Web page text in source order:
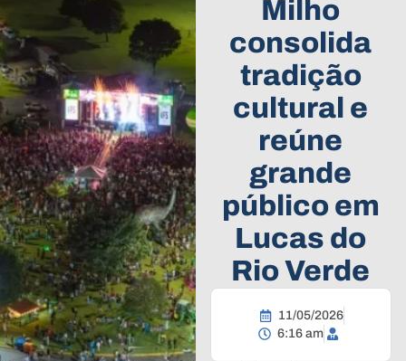
Milho
consolida
tradição
cultural e
reúne
grande
público em
Lucas do
Rio Verde
11/05/2026
6:16 am